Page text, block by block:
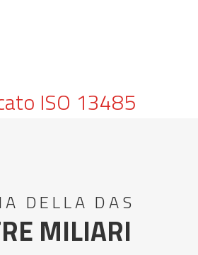
ISO 13485
DELLA DAS
MILIARI